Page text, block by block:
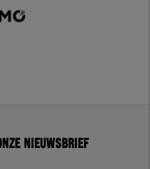
nieuwsbrief